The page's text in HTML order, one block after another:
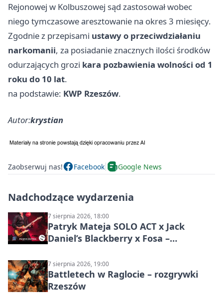
Rejonowej w Kolbuszowej sąd zastosował wobec
niego tymczasowe aresztowanie na okres 3 miesięcy.
Zgodnie z przepisami ustawy o przeciwdziałaniu
narkomanii, za posiadanie znacznych ilości środków
odurzających grozi kara pozbawienia wolności od 1
roku do 10 lat.
na podstawie: KWP Rzeszów.
Autor:krystian
Zaobserwuj nas! Facebook Google News
Nadchodzące wydarzenia
7 sierpnia 2026, 18:00
Patryk Mateja SOLO ACT x Jack
Daniel’s Blackberry x Fosa –
7 sierpnia 2026, 19:00
Battletech w Raglocie – rozgrywki
Rzeszów